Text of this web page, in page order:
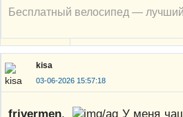
Бесплатный велосипед —
kisa
03-06-2026 15:57:18
frivermen,
У меня